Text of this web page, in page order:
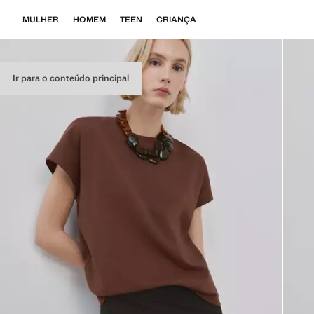
Ir para o conteúdo principal
MULHER HOMEM TEEN CRIANÇA